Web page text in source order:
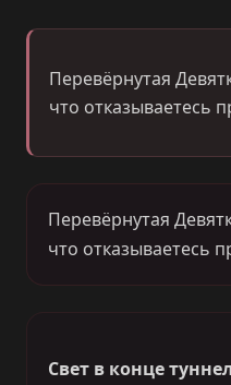
Перевёрнутая
что отказываетесь
Перевёрнутая
что отказываетесь
Свет в конце